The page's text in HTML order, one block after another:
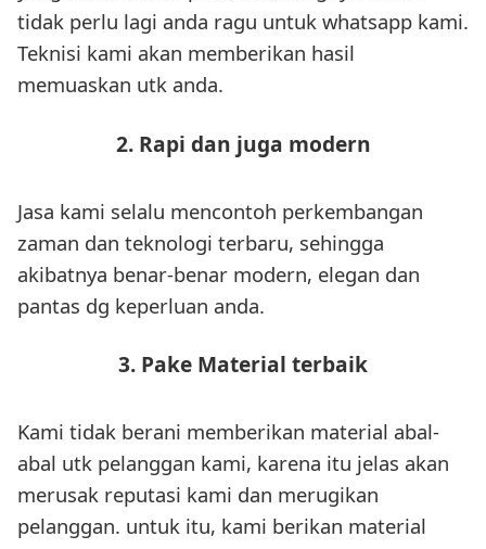
tidak perlu lagi anda ragu untuk whatsapp kami.
Teknisi kami akan memberikan hasil
memuaskan utk anda.
2. Rapi dan juga modern
Jasa kami selalu mencontoh perkembangan
zaman dan teknologi terbaru, sehingga
akibatnya benar-benar modern, elegan dan
pantas dg keperluan anda.
3. Pake Material terbaik
Kami tidak berani memberikan material abal-
abal utk pelanggan kami, karena itu jelas akan
merusak reputasi kami dan merugikan
pelanggan. untuk itu, kami berikan material